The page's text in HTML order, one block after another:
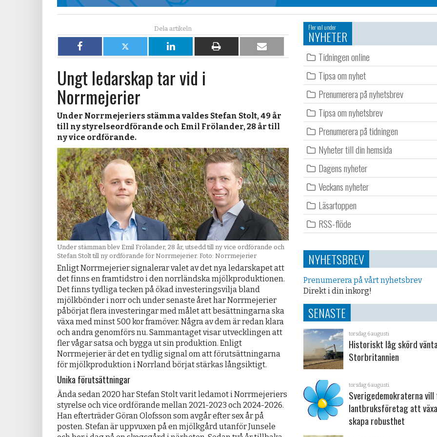
Dela
på
Facebook
Dela
på
X
Dela
på
LinkedIn
Dela
på
Dela
per
Ungt ledarskap tar vid i
Norrmejerier
Under Norrmejeriers stämma valdes Stefan Stolt, 49 år
till ny styrelseordförande och Emil Frölander, 28 år till
ny vice ordförande.
Under stämman blev Emil Frölander, 28 år, utsedd till ny vice ordförande och
Stefan Stolt till ny ordförande för Norrmejerier. Foto: Norrmejerier
Enligt Norrmejerier signalerar valet av det nya ledarskapet att
det finns en framtidstro i den norrländska mjölkproduktionen.
Det finns tydliga tecken på ökad investeringsvilja bland
mjölkbönder i norr och under senaste året har Norrmejerier
påbörjat flera investeringar med målet att besättningarna ska
växa med minst 500 kor framöver. Några av dem är redan klara
och andra genomförs nu. Sammantaget visar utvecklingen att
fler vågar satsa och bygga ut sin produktion. Enligt
Norrmejerier är det en tydlig signal om att förutsättningarna
för mjölkproduktion i Norrland börjat stärkas långsiktigt.
Unika förutsättningar
Ända sedan 2020 har Stefan Stolt varit ledamot i Norrmejeriers
styrelse och vice ordförande mellan 2021-2023 och 2024-2026.
Han efterträder Göran Olofsson som avgår efter sex år på
posten. Stefan är uppvuxen på en mjölkgård utanför Junsele
Fler val under
NYHETER
Tidningen online
Tipsa om nyhet
Prenumerera på nyhetsbrev
Tipsa om nyhetsbrev
Prenumerera på tidningen
Nyheter till din hemsida
Dagens nyheter
Veckans nyheter
Läsartoppen
RSS-flöde
NYHETSBREV
Prenumerera på vårt nyhetsbrev
Direkt i din inkorg!
SENASTE
torsdag 6 augusti
Historiskt låg skörd
Storbritannien
torsdag 6 augusti
Sverigedemokraterna
lantbruksföretag att
skapa robusthet